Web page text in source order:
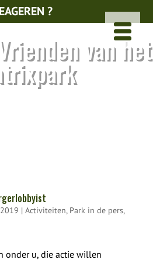
?
van het
| Activiteiten, Park in de pers,
onder u, die actie willen